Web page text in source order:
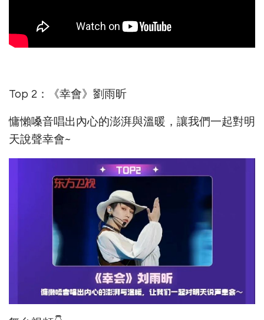
Top 2：《幸會》劉雨昕
慵懶嗓音唱出內心的澎湃與溫暖，讓我們一起對明
天說聲幸會~